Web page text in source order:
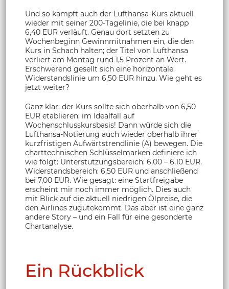
Und so kämpft auch der Lufthansa-Kurs aktuell
wieder mit seiner 200-Tagelinie, die bei knapp
6,40 EUR verläuft. Genau dort setzten zu
Wochenbeginn Gewinnmitnahmen ein, die den
Kurs in Schach halten; der Titel von Lufthansa
verliert am Montag rund 1,5 Prozent an Wert.
Erschwerend gesellt sich eine horizontale
Widerstandslinie um 6,50 EUR hinzu. Wie geht es
jetzt weiter?
Ganz klar: der Kurs sollte sich oberhalb von 6,50
EUR etablieren; im Idealfall auf
Wochenschlusskursbasis! Dann würde sich die
Lufthansa-Notierung auch wieder oberhalb ihrer
kurzfristigen Aufwärtstrendlinie (A) bewegen. Die
charttechnischen Schlüsselmarken definiere ich
wie folgt: Unterstützungsbereich: 6,00 – 6,10 EUR.
Widerstandsbereich: 6,50 EUR und anschließend
bei 7,00 EUR. Wie gesagt: eine Startfreigabe
erscheint mir noch immer möglich. Dies auch
mit Blick auf die aktuell niedrigen Ölpreise, die
den Airlines zugutekommt. Das aber ist eine ganz
andere Story – und ein Fall für eine gesonderte
Chartanalyse.
Ein Rückblick